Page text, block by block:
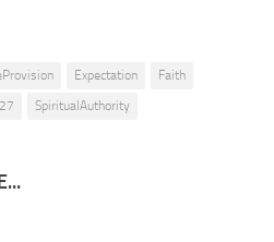
Expectation
Faith
SpiritualAuthority